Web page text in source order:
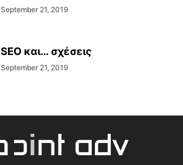
September 21, 2019
SEO και… σχέσεις
September 21, 2019